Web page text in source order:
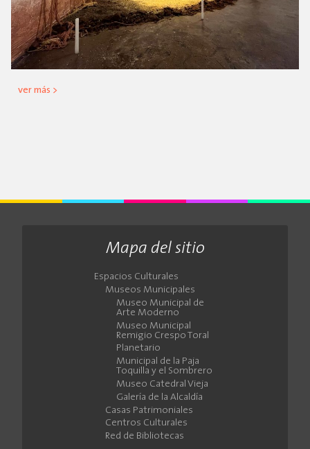
ver más >
Mapa del sitio
Espacios Culturales
Museos Municipales
Museo Municipal de
Arte Moderno
Museo Municipal
Remigio Crespo Toral
Planetario
Municipal de la Paja
Toquilla y el Sombrero
Museo Catedral Vieja
Galería de la Alcaldía
Casas Patrimoniales
Centros Culturales
Red de Bibliotecas